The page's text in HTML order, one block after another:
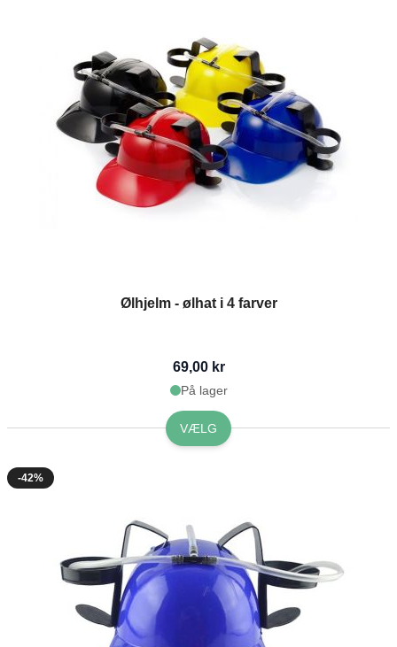
Ølhjelm - ølhat i 4 farver
69,00 kr
På lager
VÆLG
-42%